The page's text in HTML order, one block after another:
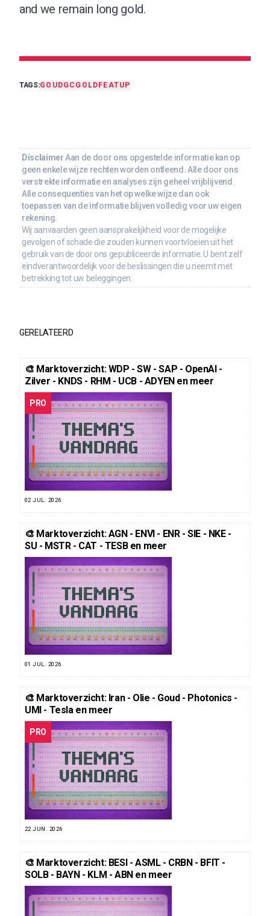
and we remain long gold.
TAGS:GOUDGC GOLD FEATUP
Disclaimer Aan de door ons opgestelde informatie kan op
geen enkele wijze rechten worden ontleend. Alle door ons
verstrekte informatie en analyses zijn geheel vrijblijvend.
Alle consequenties van het op welke wijze dan ook
toepassen van de informatie blijven volledig voor uw eigen
rekening.
Wij aanvaarden geen aansprakelijkheid voor de mogelijke
gevolgen of schade die zouden kunnen voortvloeien uit het
gebruik van de door ons gepubliceerde informatie. U bent zelf
eindverantwoordelijk voor de beslissingen die u neemt met
betrekking tot uw beleggingen.
GERELATEERD
🎨 Marktoverzicht: WDP - SW - SAP - OpenAI -
Zilver - KNDS - RHM - UCB - ADYEN en meer
PRO
02 JUL. 2026
🎨 Marktoverzicht: AGN - ENVI - ENR - SIE - NKE -
SU - MSTR - CAT - TESB en meer
01 JUL. 2026
🎨 Marktoverzicht: Iran - Olie - Goud - Photonics -
UMI - Tesla en meer
PRO
22 JUN. 2026
🎨 Marktoverzicht: BESI - ASML - CRBN - BFIT -
SOLB - BAYN - KLM - ABN en meer